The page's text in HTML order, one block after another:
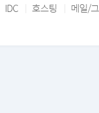
IDC 호스팅 메일/